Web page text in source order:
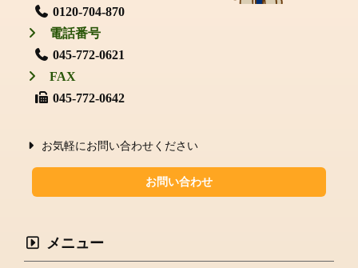
0120-704-870
電話番号
045-772-0621
FAX
045-772-0642
お気軽にお問い合わせください
お問い合わせ
メニュー